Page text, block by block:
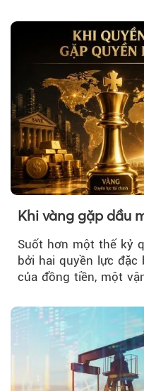
Khi vàng gặp dầu
Suốt hơn một thế kỷ
bởi hai quyền lực
của đồng tiền, một